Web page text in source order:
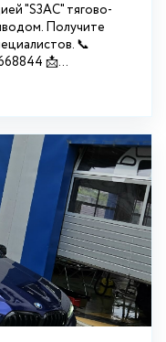
"S3АС" тягово-
Получите
📞
📩...